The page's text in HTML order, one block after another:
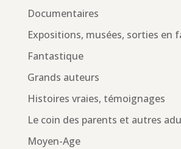
Documentaires
Expositions, musées, sorties en
Fantastique
Grands auteurs
Histoires vraies, témoignages
Le coin des parents et autres
Moyen-Age